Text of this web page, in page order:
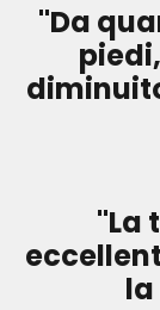
"Da
"La
la